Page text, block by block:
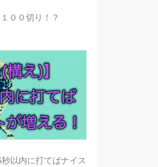
００切り！？
以内に打てばナイス